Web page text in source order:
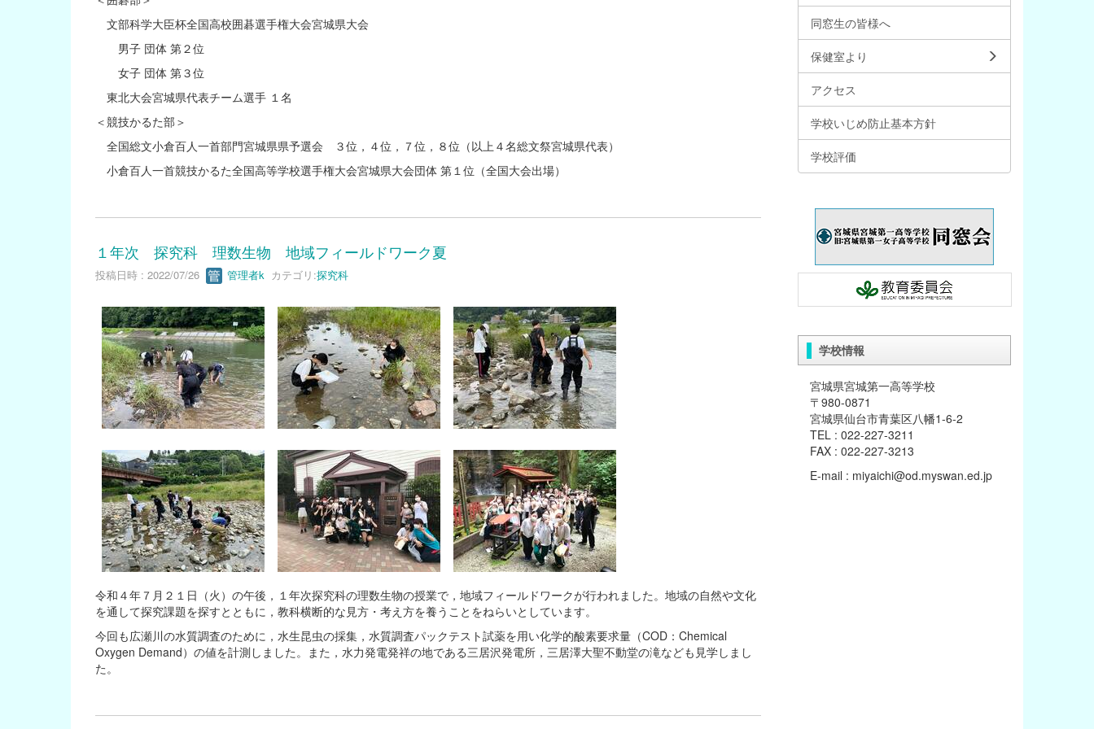
文部科学大臣杯全国高校囲碁選手権大会宮城県大会
男子 団体 第２位
女子 団体 第３位
東北大会宮城県代表チーム選手 １名
＜競技かるた部＞
全国総文小倉百人一首部門宮城県県予選会 ３位，４位，７位，８位（以上４名総文祭宮城県代表）
小倉百人一首競技かるた全国高等学校選手権大会宮城県大会団体 第１位（全国大会出場）
１年次 探究科 理数生物 地域フィールドワーク夏
投稿日時 : 2022/07/26 管理者k カテゴリ:探究科
令和４年７月２１日（火）の午後，１年次探究科の理数生物の授業で，地域フィールドワークが行われました。地域の自然や文化
を通して探究課題を探すとともに，教科横断的な見方・考え方を養うことをねらいとしています。
今回も広瀬川の水質調査のために，水生昆虫の採集，水質調査パックテスト試薬を用い化学的酸素要求量（COD：Chemical
Oxygen Demand）の値を計測しました。また，水力発電発祥の地である三居沢発電所，三居澤大聖不動堂の滝なども見学しまし
た。
同窓生の皆様へ
保健室より
アクセス
学校いじめ防止基本方針
学校評価
学校情報
宮城県宮城第一高等学校
〒980-0871
宮城県仙台市青葉区八幡1-6-2
TEL : 022-227-3211
FAX : 022-227-3213
E-mail : miyaichi@od.myswan.ed.jp